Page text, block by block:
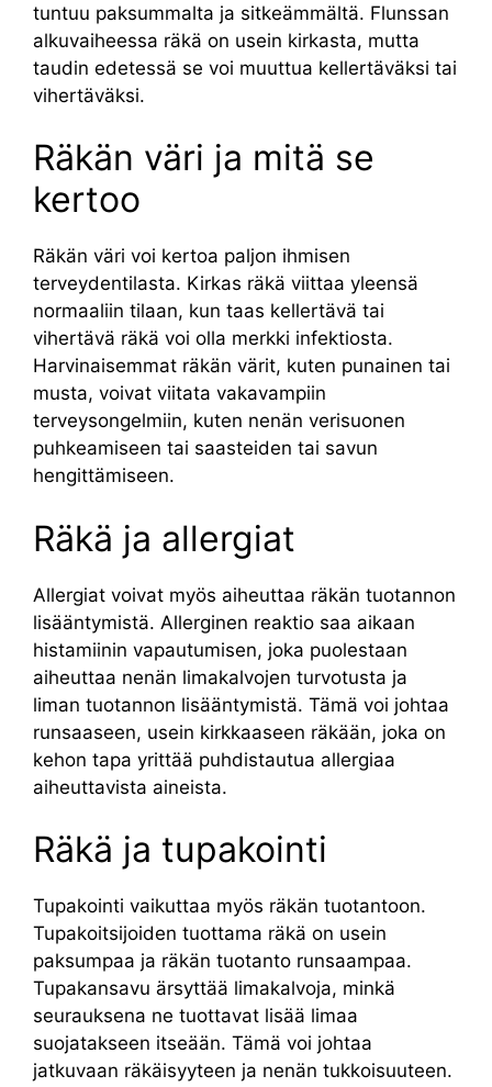
tuntuu paksummalta ja sitkeämmältä. Flunssan
alkuvaiheessa räkä on usein kirkasta, mutta
taudin edetessä se voi muuttua kellertäväksi tai
vihertäväksi.
Räkän väri ja mitä se
kertoo
Räkän väri voi kertoa paljon ihmisen
terveydentilasta. Kirkas räkä viittaa yleensä
normaaliin tilaan, kun taas kellertävä tai
vihertävä räkä voi olla merkki infektiosta.
Harvinaisemmat räkän värit, kuten punainen tai
musta, voivat viitata vakavampiin
terveysongelmiin, kuten nenän verisuonen
puhkeamiseen tai saasteiden tai savun
hengittämiseen.
Räkä ja allergiat
Allergiat voivat myös aiheuttaa räkän tuotannon
lisääntymistä. Allerginen reaktio saa aikaan
histamiinin vapautumisen, joka puolestaan
aiheuttaa nenän limakalvojen turvotusta ja
liman tuotannon lisääntymistä. Tämä voi johtaa
runsaaseen, usein kirkkaaseen räkään, joka on
kehon tapa yrittää puhdistautua allergiaa
aiheuttavista aineista.
Räkä ja tupakointi
Tupakointi vaikuttaa myös räkän tuotantoon.
Tupakoitsijoiden tuottama räkä on usein
paksumpaa ja räkän tuotanto runsaampaa.
Tupakansavu ärsyttää limakalvoja, minkä
seurauksena ne tuottavat lisää limaa
suojatakseen itseään. Tämä voi johtaa
jatkuvaan räkäisyyteen ja nenän tukkoisuuteen.